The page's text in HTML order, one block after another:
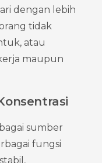
dengan lebih
tidak
atau
maupun
sumber
fungsi